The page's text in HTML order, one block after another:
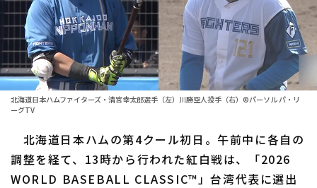
順位表･成績
1軍公式戦
ファーム東地区
ファーム西地区
交流戦
選手名鑑
選手名鑑トップ
東北楽天ゴールデンイーグルス
ニュース
北海道日本ハムファイターズ・清宮幸太郎選手（左）川勝空人投手（右）©パーソル パ・リ
ーグTV
北海道日本ハムの第4クール初日。午前中に各自の
調整を経て、13時から行われた紅白戦は、「2026
WORLD BASEBALL CLASSIC™」台湾代表に選出